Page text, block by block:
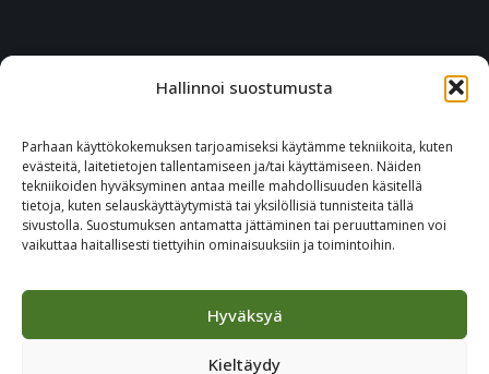
Hallinnoi suostumusta
Parhaan käyttökokemuksen tarjoamiseksi käytämme tekniikoita, kuten
evästeitä, laitetietojen tallentamiseen ja/tai käyttämiseen. Näiden
tekniikoiden hyväksyminen antaa meille mahdollisuuden käsitellä
tietoja, kuten selauskäyttäytymistä tai yksilöllisiä tunnisteita tällä
sivustolla. Suostumuksen antamatta jättäminen tai peruuttaminen voi
vaikuttaa haitallisesti tiettyihin ominaisuuksiin ja toimintoihin.
Hyväksyä
Kieltäydy
CITYMARK SUOMI
02330 Espoo
+46 651 760 400
Tilaa Citymark-uutiskirje